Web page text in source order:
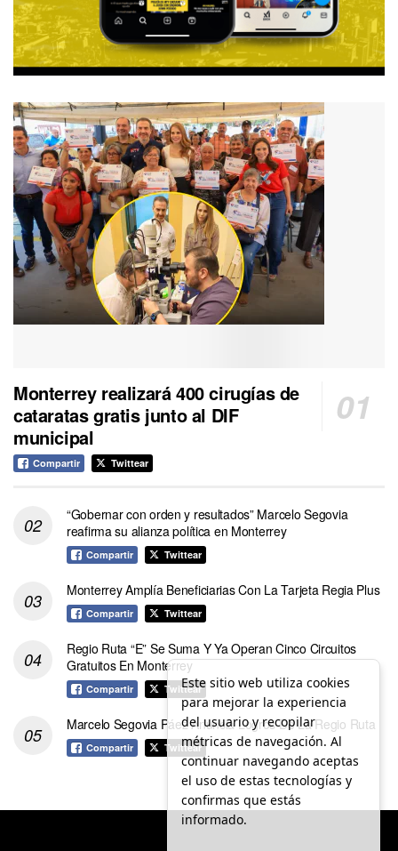
Monterrey realizará 400 cirugías de
cataratas gratis junto al DIF
municipal
Compartir Twittear
“Gobernar con orden y resultados” Marcelo Segovia
reafirma su alianza política en Monterrey
Compartir Twittear
Monterrey Amplía Beneficiarias Con La Tarjeta Regia Plus
Compartir Twittear
Regio Ruta “E” Se Suma Y Ya Operan Cinco Circuitos
Gratuitos En Monterrey
Compartir Twittear
Marcelo Segovia Páez Anuncia Logros De La Regio Ruta
Compartir Twittear
Este sitio web utiliza cookies
para mejorar la experiencia
del usuario y recopilar
métricas de navegación. Al
continuar navegando aceptas
el uso de estas tecnologías y
confirmas que estás
informado.